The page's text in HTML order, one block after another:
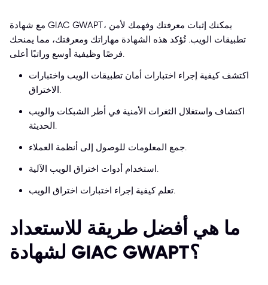
مع شهادة GIAC GWAPT، يمكنك إثبات معرفتك وفهمك لأمن
تطبيقات الويب. تُؤكد هذه الشهادة مهاراتك ومعرفتك، مما يمنحك
فرصًا وظيفية أوسع وراتبًا أعلى.
اكتشف كيفية إجراء اختبارات أمان تطبيقات الويب واختبارات
الاختراق.
اكتشاف واستغلال الثغرات الأمنية في أطر الشبكات والويب
الحديثة.
جمع المعلومات للوصول إلى أنظمة العملاء.
استخدام أدوات اختراق الويب الآلية.
تعلم كيفية إجراء اختبارات اختراق الويب.
ما هي أفضل طريقة للاستعداد
لشهادة GIAC GWAPT؟